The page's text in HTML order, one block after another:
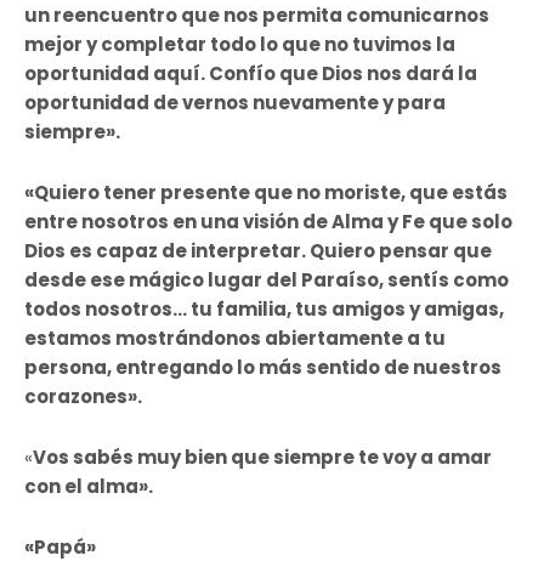
un reencuentro que nos permita comunicarnos
mejor y completar todo lo que no tuvimos la
oportunidad aquí. Confío que Dios nos dará la
oportunidad de vernos nuevamente y para
siempre».
«Quiero tener presente que no moriste, que estás
entre nosotros en una visión de Alma y Fe que solo
Dios es capaz de interpretar. Quiero pensar que
desde ese mágico lugar del Paraíso, sentís como
todos nosotros… tu familia, tus amigos y amigas,
estamos mostrándonos abiertamente a tu
persona, entregando lo más sentido de nuestros
corazones».
«Vos sabés muy bien que siempre te voy a amar
con el alma».
«Papá»